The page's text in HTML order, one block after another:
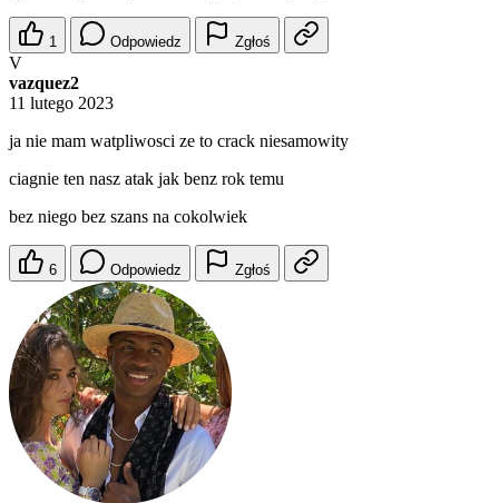
1 Odpowiedz Zgłoś
V
vazquez2
11 lutego 2023
ja nie mam watpliwosci ze to crack niesamowity
ciagnie ten nasz atak jak benz rok temu
bez niego bez szans na cokolwiek
6 Odpowiedz Zgłoś